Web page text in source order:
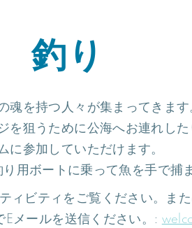
釣り
を持つ人々が集まってきま
狙うために公海へお連れし
に参加していただけます。
用ボートに乗って魚を手で捕
ィビティをご覧ください。ま
メールを送信ください。: